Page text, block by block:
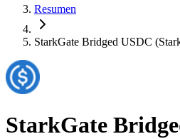
Resumen
StarkGate Bridged USDC
StarkGate